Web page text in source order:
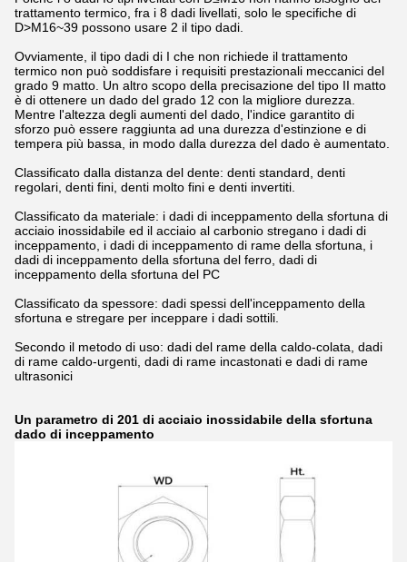
trattamento termico, fra i 8 dadi livellati, solo le specifiche di
D>M16~39 possono usare 2 il tipo dadi.
Ovviamente, il tipo dadi di I che non richiede il trattamento
termico non può soddisfare i requisiti prestazionali meccanici del
grado 9 matto. Un altro scopo della precisazione del tipo II matto
è di ottenere un dado del grado 12 con la migliore durezza.
Mentre l'altezza degli aumenti del dado, l'indice garantito di
sforzo può essere raggiunta ad una durezza d'estinzione e di
tempera più bassa, in modo dalla durezza del dado è aumentato.
Classificato dalla distanza del dente: denti standard, denti
regolari, denti fini, denti molto fini e denti invertiti.
Classificato da materiale: i dadi di inceppamento della sfortuna di
acciaio inossidabile ed il acciaio al carbonio stregano i dadi di
inceppamento, i dadi di inceppamento di rame della sfortuna, i
dadi di inceppamento della sfortuna del ferro, dadi di
inceppamento della sfortuna del PC
Classificato da spessore: dadi spessi dell'inceppamento della
sfortuna e stregare per inceppare i dadi sottili.
Secondo il metodo di uso: dadi del rame della caldo-colata, dadi
di rame caldo-urgenti, dadi di rame incastonati e dadi di rame
ultrasonici
Un parametro di 201 di acciaio inossidabile della sfortuna
dado di inceppamento